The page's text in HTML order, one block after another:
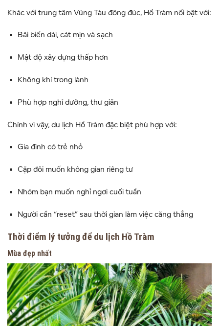
Khác với trung tâm Vũng Tàu đông đúc, Hồ Tràm nổi bật với:
Bãi biển dài, cát mịn và sạch
Mật độ xây dựng thấp hơn
Không khí trong lành
Phù hợp nghỉ dưỡng, thư giãn
Chính vì vậy, du lịch Hồ Tràm đặc biệt phù hợp với:
Gia đình có trẻ nhỏ
Cặp đôi muốn không gian riêng tư
Nhóm bạn muốn nghỉ ngơi cuối tuần
Người cần “reset” sau thời gian làm việc căng thẳng
Thời điểm lý tưởng để du lịch Hồ Tràm
Mùa đẹp nhất